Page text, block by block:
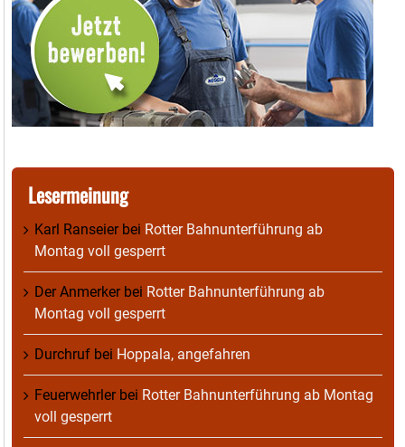
Lesermeinung
Karl Ranseierbei Rotter Bahnunterführung ab
Montag voll gesperrt
Der Anmerkerbei Rotter Bahnunterführung ab
Montag voll gesperrt
Durchruf bei Hoppala, angefahren
Feuerwehrlerbei Rotter Bahnunterführung ab Montag
voll gesperrt